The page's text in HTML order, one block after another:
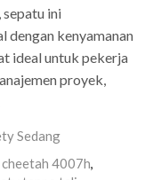
ini
dengan kenyamanan
ideal untuk pekerja
proyek,
Sedang
4007h